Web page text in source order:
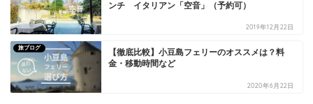
ンチ イタリアン「空音」（予約可）
2019年12月22日
旅ブログ
【徹底比較】小豆島フェリーのオススメは？料
金・移動時間など
2020年6月22日